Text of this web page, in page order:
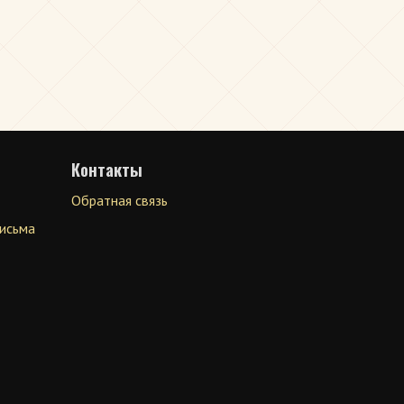
Контакты
Обратная связь